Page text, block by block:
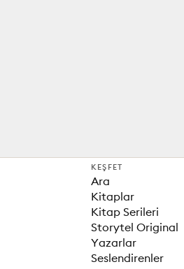
KEŞFET
Ara
Kitaplar
Kitap Serileri
Storytel Original
Yazarlar
Seslendirenler